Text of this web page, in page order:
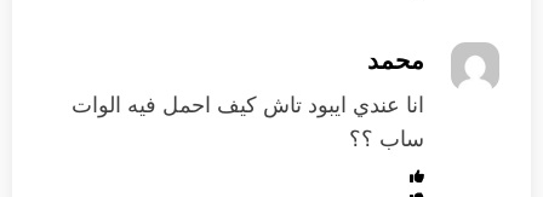
محمد
انا عندي ايبود تاش كيف احمل فيه الوات
ساب ؟؟